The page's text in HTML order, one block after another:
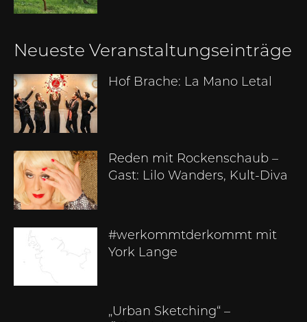
Neueste Veranstaltungseinträge
Hof Brache: La Mano Letal
Reden mit Rockenschaub –
Gast: Lilo Wanders, Kult-Diva
#werkommtderkommt mit
York Lange
„Urban Sketching“ –